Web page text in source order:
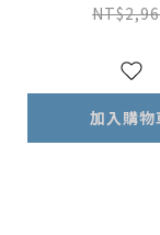
加入購物